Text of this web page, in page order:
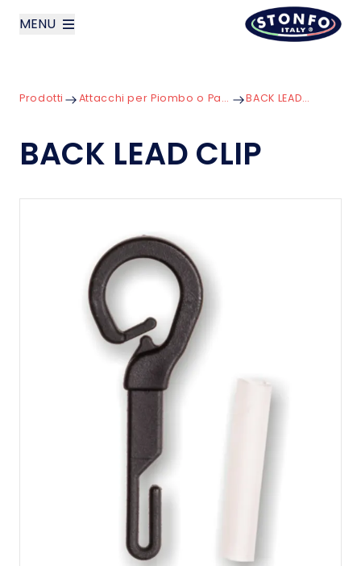
MENU
Prodotti
Prodotti Attacchi per Piombo o Pasturatore BACK LEAD CLIP
BACK LEAD CLIP